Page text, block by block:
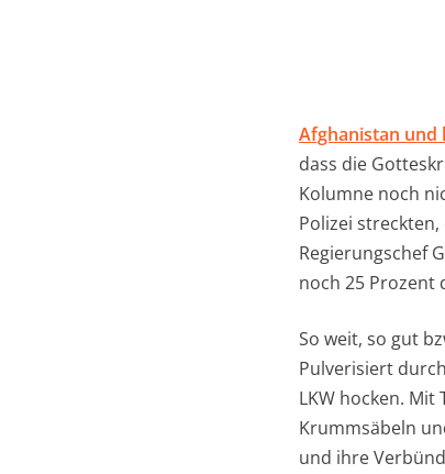
Afghanistan und
dass die
Kolumne noch
Polizei
Regierungschef
noch 25 Prozent
So weit, so gut
Pulverisiert
LKW hocken.
Krummsäbeln
und ihre